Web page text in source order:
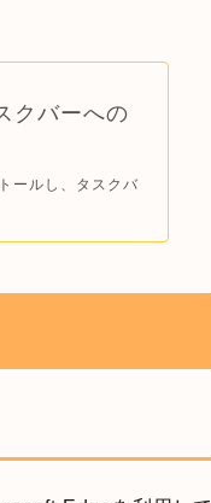
クバーへの
ールし、タスクバ